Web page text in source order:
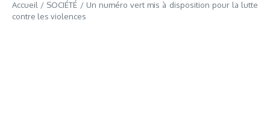
Accueil / SOCIÉTÉ / Un numéro vert mis à disposition pour la lutte
contre les violences